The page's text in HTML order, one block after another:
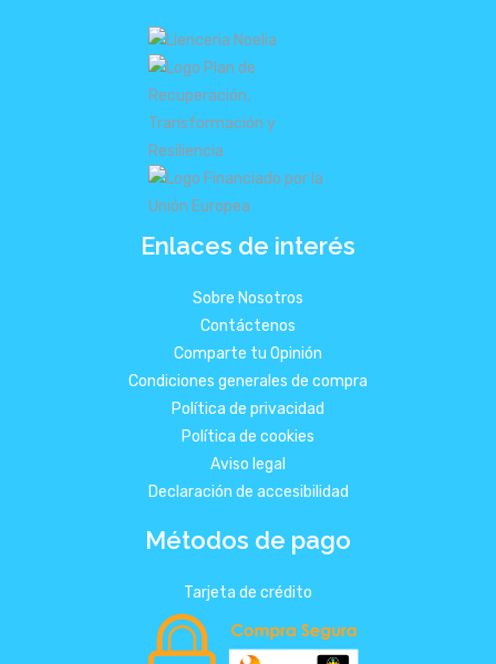
Enlaces de interés
Sobre Nosotros
Contáctenos
Comparte tu Opinión
Condiciones generales de compra
Política de privacidad
Política de cookies
Aviso legal
Declaración de accesibilidad
Métodos de pago
Tarjeta de crédito